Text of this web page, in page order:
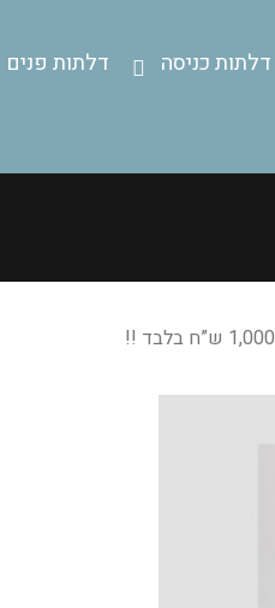
דלתות כניסה דלתות פנים